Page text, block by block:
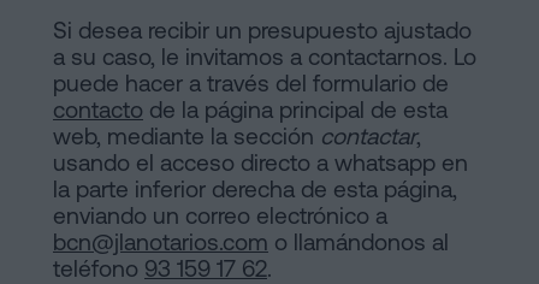
Si desea recibir un presupuesto ajustado
a su caso, le invitamos a contactarnos. Lo
puede hacer a través del formulario de
contacto de la página principal de esta
web, mediante la sección contactar,
usando el acceso directo a whatsapp en
la parte inferior derecha de esta página,
enviando un correo electrónico a
bcn@jlanotarios.com o llamándonos al
teléfono 93 159 17 62.